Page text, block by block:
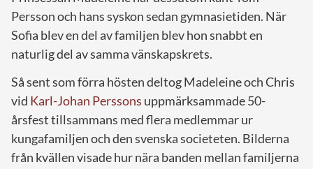
Persson och hans syskon sedan gymnasietiden. När
Sofia blev en del av familjen blev hon snabbt en
naturlig del av samma vänskapskrets.
Så sent som förra hösten deltog Madeleine och Chris
vid Karl-Johan Perssons uppmärksammade 50-
årsfest tillsammans med flera medlemmar ur
kungafamiljen och den svenska societeten. Bilderna
från kvällen visade hur nära banden mellan familjerna